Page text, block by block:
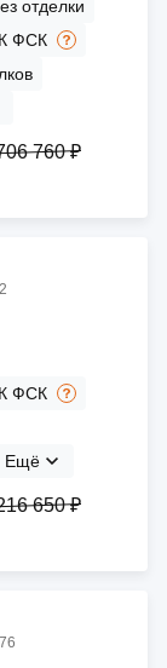
отделки
ФСК
760 ₽
ФСК
Ещё
650 ₽